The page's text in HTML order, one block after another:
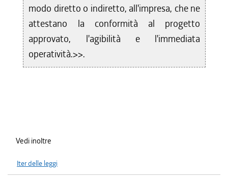
modo diretto o indiretto, all'impresa, che ne
attestano la conformità al progetto
approvato, l'agibilità e l'immediata
operatività.>>.
Vedi inoltre
Iter delle leggi